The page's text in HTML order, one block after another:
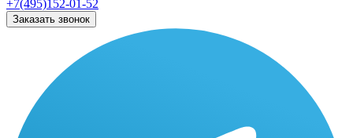
+7(495)152-01-52
Заказать звонок